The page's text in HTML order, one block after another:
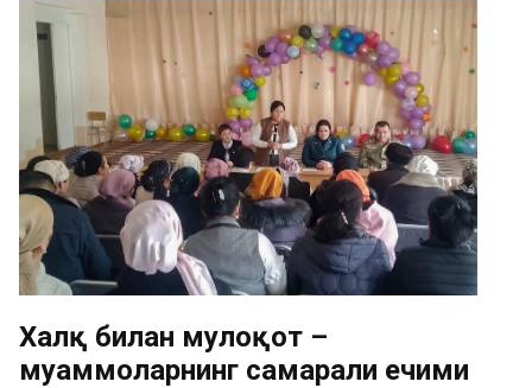
Халқ билан мулоқот –
муаммоларнинг самарали ечими